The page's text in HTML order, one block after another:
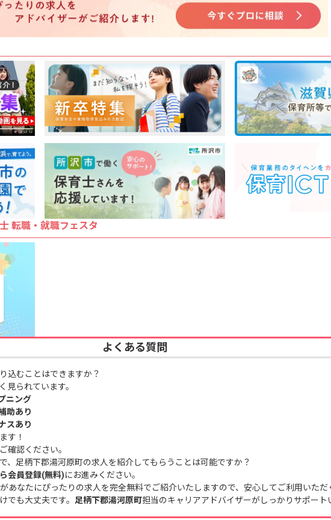
転職・就職フェスタ
よくある質問
込むことはできますか？
見られています。
ニング
助あり
スあり
す！
確認ください。
、足柄下郡湯河原町の求人を紹介してもらうことは可能ですか？
会員登録(無料)にお進みください。
あなたにぴったりの求人を完全無料でご紹介いたしますので、安心してご利用いただ
でも大丈夫です。 足柄下郡湯河原町担当のキャリアアドバイザーがしっかりサポート